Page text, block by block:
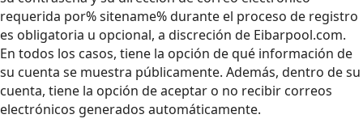
requerida por% sitename% durante el proceso de registro
es obligatoria u opcional, a discreción de Eibarpool.com.
En todos los casos, tiene la opción de qué información de
su cuenta se muestra públicamente. Además, dentro de su
cuenta, tiene la opción de aceptar o no recibir correos
electrónicos generados automáticamente.